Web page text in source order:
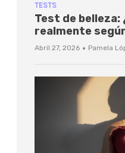
TESTS
Test de belleza:
realmente
Abril 27, 2026 · Pamela